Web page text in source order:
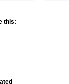
this: